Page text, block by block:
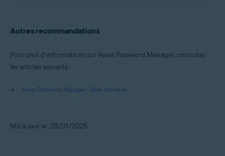
Autres recommandations
Pour plus d’informations sur Avast Password Manager, consultez
les articles suivants :
Avast Password Manager - Bien démarrer
Mis à jour le : 29/01/2025